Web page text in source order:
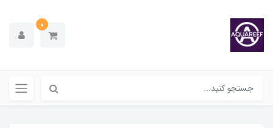
0